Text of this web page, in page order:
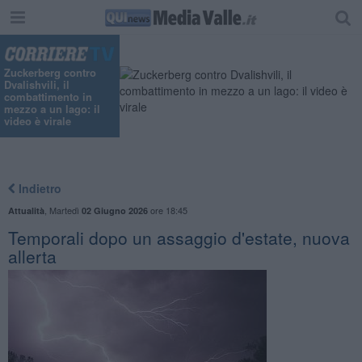
Zuckerberg contro
Dvalishvili, il
combattimento in
mezzo a un lago: il
video è virale
Indietro
Attualità Martedì 02 Giugno 2026ore 18:45
Temporali dopo un assaggio d'estate, nuova
allerta